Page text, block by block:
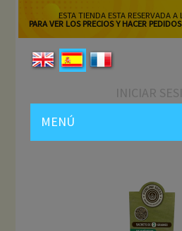
ESTA TIENDA ESTA RESERVADA
PARA VER LOS PRECIOS Y HACER
INICIAR
MENÚ